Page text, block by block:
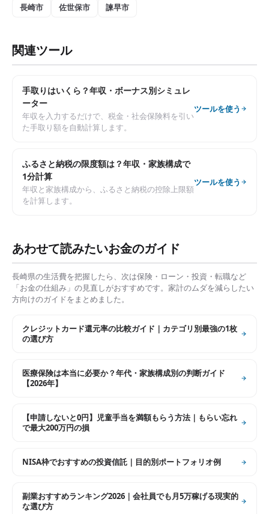
長崎市 佐世保市 諫早市
関連ツール
手取りはいくら？年収・ボーナス別シミュレ
ーター
年収を入力するだけで、税金・社会保険料を引い
た手取り額を自動計算します。
ツールを使う
ふるさと納税の限度額は？年収・家族構成で
1分計算
年収と家族構成から、ふるさと納税の控除上限額
を計算します。
ツールを使う
あわせて読みたいお金のガイド
長崎県の生活費を把握したら、次は保険・ローン・投資・転職など
「お金の仕組み」の見直しがおすすめです。家計のムダを減らしたい
方向けのガイドをまとめました。
クレジットカード還元率の比較ガイド｜カテゴリ別最強の1枚
の選び方
医療保険は本当に必要か？年代・家族構成別の判断ガイド
【2026年】
【申請しないと0円】児童手当を満額もらう方法｜もらい忘れ
で最大200万円の損
NISA枠でおすすめの投資信託｜目的別ポートフォリオ例
副業おすすめランキング2026｜会社員でも月5万稼げる現実的
な選び方